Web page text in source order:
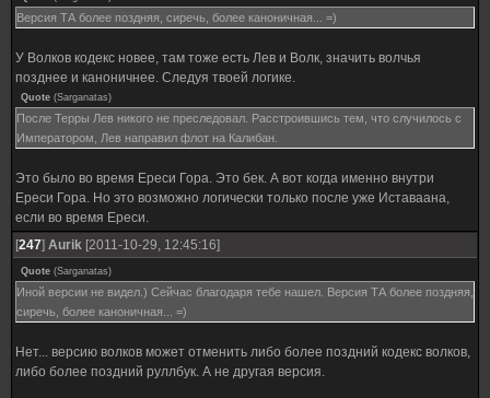
Версия ТА более поздняя, сиречь, более каноничная... =)
У Волков кодекс новее, там тоже есть Лев и Волк, значить волчья
позднее и каноничнее. Следуя твоей логике.
Quote (Sarganatas)
После Терры Лев никого не преследовал. Расстроившись тем, что случилось с
Императором, Лев направил флот на Калибан.
Это было во время Ереси Гора. Это бек. А вот когда именно внутри
Ереси Гора. Но это возможно логически только после уже Иставаана,
если во время Ереси.
[247] Aurik [2011-10-29, 12:45:16]
Quote (Sarganatas)
Иной версии не видел.) Сейчас благодаря тебе нашел. Версия ТА более поздняя,
сиречь, более каноничная... =)
Нет... версию волков может отменить либо более поздний кодекс волков,
либо более поздний руллбук. А не другая версия.